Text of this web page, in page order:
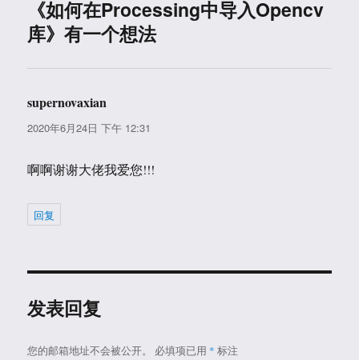
《如何在Processing中导入Opencv
库》有一个想法
supernovaxian
道：
2020年6月24日 下午 12:31
啊啊谢谢大佬我爱您!!!
回复
发表回复
您的邮箱地址不会被公开。 必填项已用 * 标注